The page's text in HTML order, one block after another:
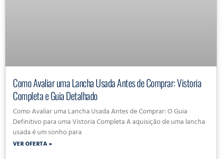
Como Avaliar uma Lancha Usada Antes de Comprar: Vistoria
Completa e Guia Detalhado
Como Avaliar uma Lancha Usada Antes de Comprar: O Guia
Definitivo para uma Vistoria Completa A aquisição de uma lancha
usada é um sonho para
VER OFERTA »